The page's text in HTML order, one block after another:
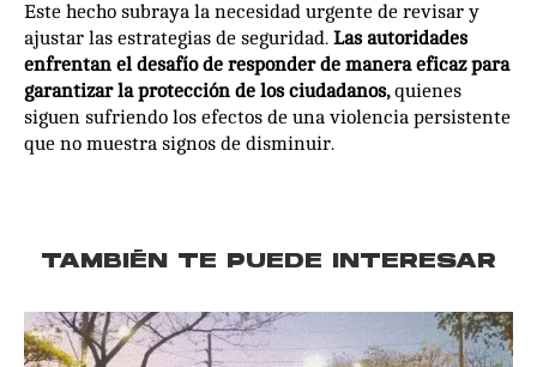
Este hecho subraya la necesidad urgente de revisar y
ajustar las estrategias de seguridad. Las autoridades
enfrentan el desafío de responder de manera eficaz para
garantizar la protección de los ciudadanos,quienes
siguen sufriendo los efectos de una violencia persistente
que no muestra signos de disminuir.
TAMBIÉN TE PUEDE INTERESAR